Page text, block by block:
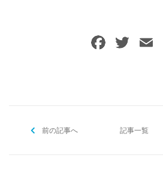
F
o
T
前の記事へ 記事一覧